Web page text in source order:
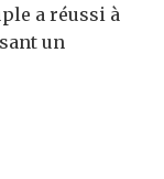
a réussi à
un